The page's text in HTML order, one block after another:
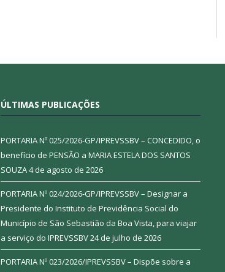
ÚLTIMAS PUBLICAÇÕES
PORTARIA Nº 025/2026-GP/IPREVSSBV – CONCEDIDO, o
benefício de PENSÃO a MARIA ESTELA DOS SANTOS
SOUZA4 de agosto de 2026
PORTARIA Nº 024/2026-GP/IPREVSSBV – Designar a
Presidente do Instituto de Previdência Social do
Município de São Sebastião da Boa Vista, para viajar
a serviço do IPREVSSBV24 de julho de 2026
PORTARIA Nº 023/2026/IPREVSSBV – Dispõe sobre a